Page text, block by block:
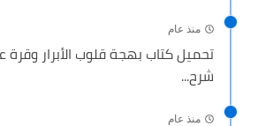
منذ عام
تحميل كتاب بهجة قلوب الأبرار وقرة
شرح...
منذ عام